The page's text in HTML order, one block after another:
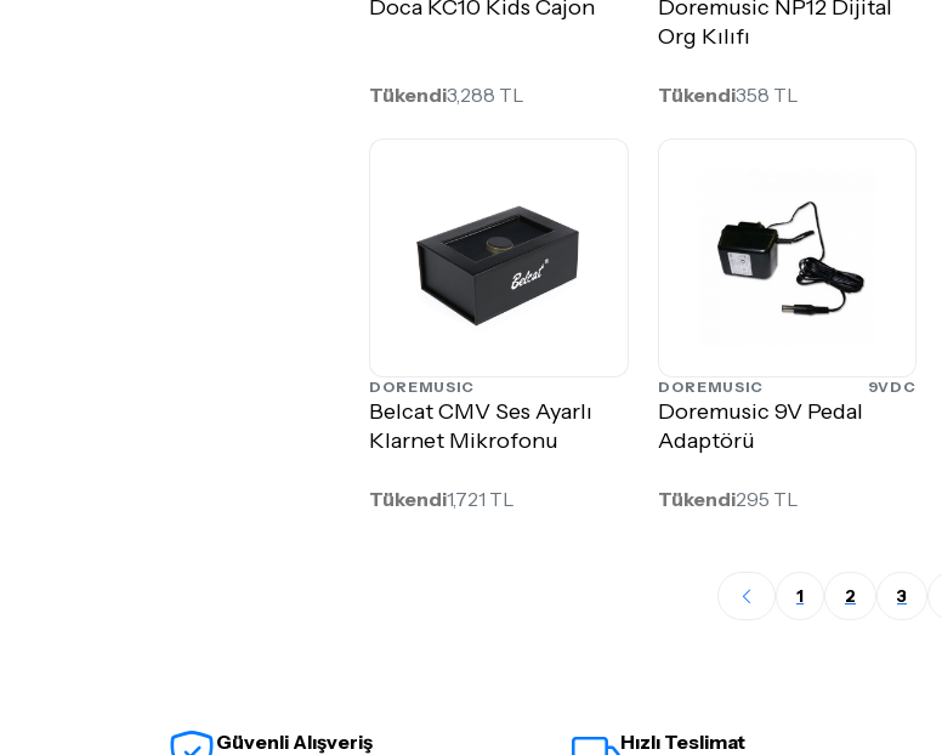
Doca KC10 Kids Cajon
Tükendi3,288 TL
Doremusic NP12 Dijital
Org Kılıfı
Tükendi358 TL
DOREMUSIC
Belcat CMV Ses Ayarlı
Klarnet Mikrofonu
Tükendi1,721 TL
DOREMUSIC 9VDC
Doremusic 9V Pedal
Adaptörü
Tükendi295 TL
1 2 3
Güvenli Alışveriş Hızlı Teslimat